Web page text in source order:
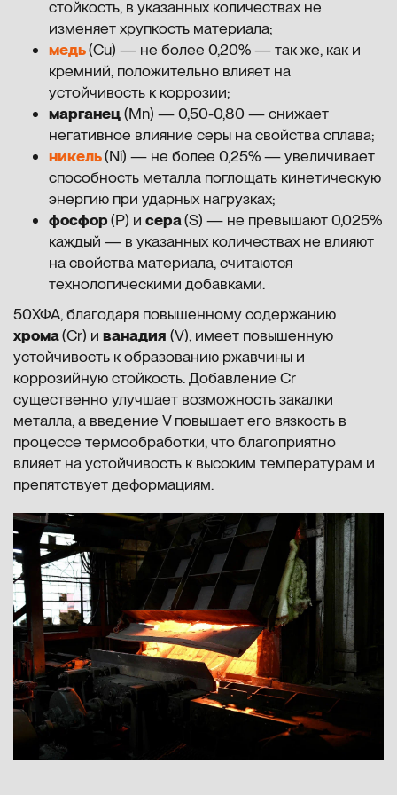
стойкость, в указанных количествах не
изменяет хрупкость материала;
медь(Cu) — не более 0,20% — так же, как и
кремний, положительно влияет на
устойчивость к коррозии;
марганец(Mn) — 0,50-0,80 — снижает
негативное влияние серы на свойства сплава;
никель(Ni) — не более 0,25% — увеличивает
способность металла поглощать кинетическую
энергию при ударных нагрузках;
фосфор(P) и сера(S) — не превышают 0,025%
каждый — в указанных количествах не влияют
на свойства материала, считаются
технологическими добавками.
50ХФА, благодаря повышенному содержанию
хрома(Cr) и ванадия (V), имеет повышенную
устойчивость к образованию ржавчины и
коррозийную стойкость. Добавление Cr
существенно улучшает возможность закалки
металла, а введение V повышает его вязкость в
процессе термообработки, что благоприятно
влияет на устойчивость к высоким температурам и
препятствует деформациям.